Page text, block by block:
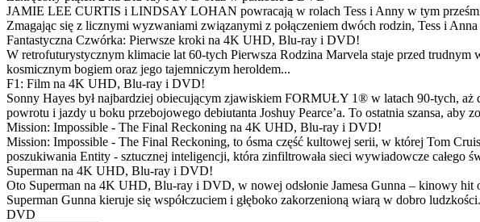
JAMIE LEE CURTIS i LINDSAY LOHAN powracają w rolach Tess i Anny w tym
Zmagając się z licznymi wyzwaniami związanymi z połączeniem dwóch rodzin, Tess i
Fantastyczna Czwórka: Pierwsze kroki na 4K UHD, Blu-ray i DVD!
W retrofuturystycznym klimacie lat 60-tych Pierwsza Rodzina Marvela staje przed
kosmicznym bogiem oraz jego tajemniczym heroldem...
F1: Film na 4K UHD, Blu-ray i DVD!
Sonny Hayes był najbardziej obiecującym zjawiskiem FORMUŁY 1® w latach 90-tych, aż
powrotu i jazdy u boku przebojowego debiutanta Joshuy Pearce’a. To ostatnia szansa, aby
Mission: Impossible - The Final Reckoning na 4K UHD, Blu-ray i DVD!
Mission: Impossible - The Final Reckoning, to ósma część kultowej serii, w której Tom
poszukiwania Entity - sztucznej inteligencji, która zinfiltrowała sieci wywiadowcze całego
Superman na 4K UHD, Blu-ray i DVD!
Oto Superman na 4K UHD, Blu-ray i DVD, w nowej odsłonie Jamesa Gunna – kinowy
Superman Gunna kieruje się współczuciem i głęboko zakorzenioną wiarą w dobro ludzkości.
DVD